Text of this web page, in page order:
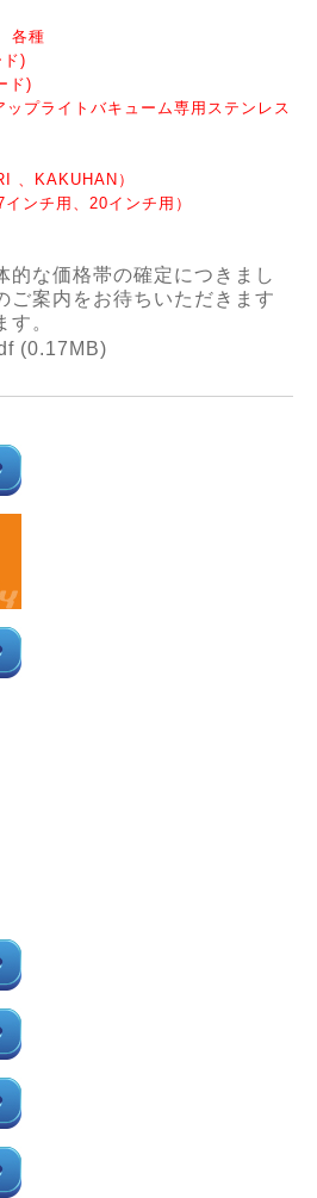
各種
)
ド)
プライトバキューム専用ステンレス
、KAKUHAN）
ンチ用、20インチ用）
的な価格帯の確定につきまし
ご案内をお待ちいただきます
す。
(0.17MB)